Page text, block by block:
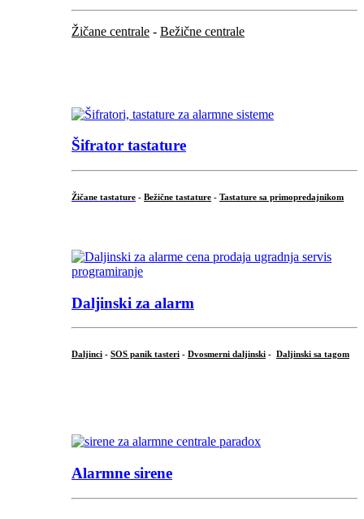
Žičane centrale - Bežične centrale
Šifrator tastature
Žičane tastature - Bežične tastature - Tastature sa primopredajnikom
Daljinski za alarm
Daljinci - SOS panik tasteri - Dvosmerni daljinski - Daljinski sa tagom
Alarmne sirene